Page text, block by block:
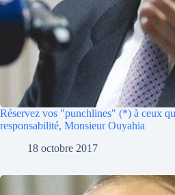
Réservez vos "punchlines" (*) à ceux
responsabilité, Monsieur Ouyahia
18 octobre 2017